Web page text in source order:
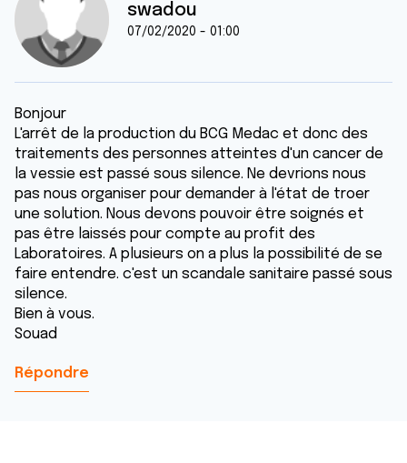
swadou
07/02/2020 - 01:00
Bonjour
L'arrêt de la production du BCG Medac et donc des
traitements des personnes atteintes d'un cancer de
la vessie est passé sous silence. Ne devrions nous
pas nous organiser pour demander à l'état de troer
une solution. Nous devons pouvoir être soignés et
pas être laissés pour compte au profit des
Laboratoires. A plusieurs on a plus la possibilité de se
faire entendre. c'est un scandale sanitaire passé sous
silence.
Bien à vous.
Souad
Répondre